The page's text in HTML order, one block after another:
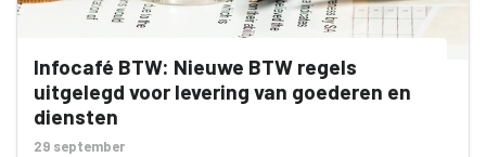
Infocafé BTW: Nieuwe BTW regels
uitgelegd voor levering van goederen en
diensten
29 september